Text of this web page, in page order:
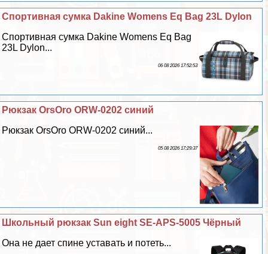
Спортивная сумка Dakine Womens Eq Bag 23L Dylon
Спортивная сумка Dakine Womens Eq Bag
23L Dylon...
06 08 2026 17:52:53
Рюкзак OrsOro ORW-0202 синий
Рюкзак OrsOro ORW-0202 синий...
05 08 2026 17:29:37
Школьный рюкзак Sun eight SE-APS-5005 Чёрный
Она не дает спине уставать и потеть...